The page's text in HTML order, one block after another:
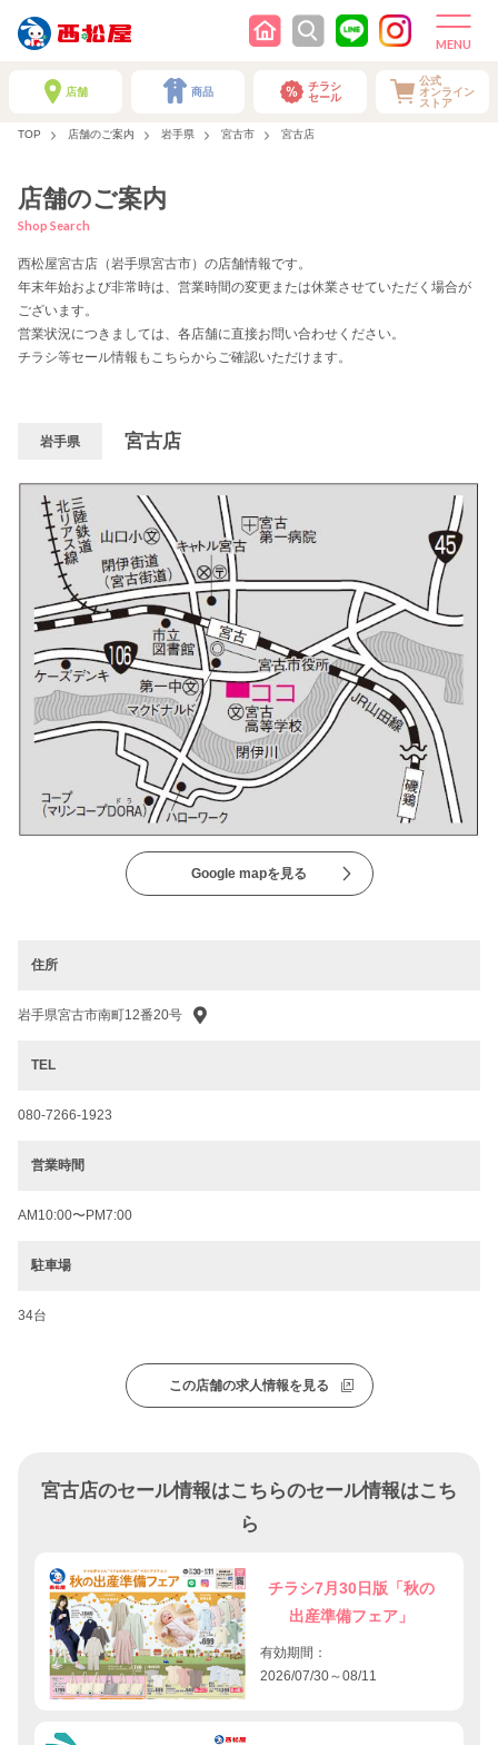
店舗 商品
チラシ
セール
公式
オンライン
ストア
TOP 店舗のご案内 岩手県 宮古市 宮古店
店舗のご案内
Shop Search
西松屋宮古店（岩手県宮古市）の店舗情報です。
年末年始および非常時は、営業時間の変更または休業させていただく場合が
ございます。
営業状況につきましては、各店舗に直接お問い合わせください。
チラシ等セール情報もこちらからご確認いただけます。
岩手県 宮古店
Google mapを見る
住所
岩手県宮古市南町12番20号
TEL
080-7266-1923
営業時間
AM10:00〜PM7:00
駐車場
34台
この店舗の求人情報を見る
宮古店のセール情報はこちらのセール情報はこち
ら
チラシ7月30日版「秋の
出産準備フェア」
有効期間：
2026/07/30～08/11